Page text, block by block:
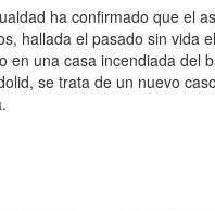
ha confirmado que el
hallada el pasado sin vida
en una casa incendiada del
se trata de un nuevo